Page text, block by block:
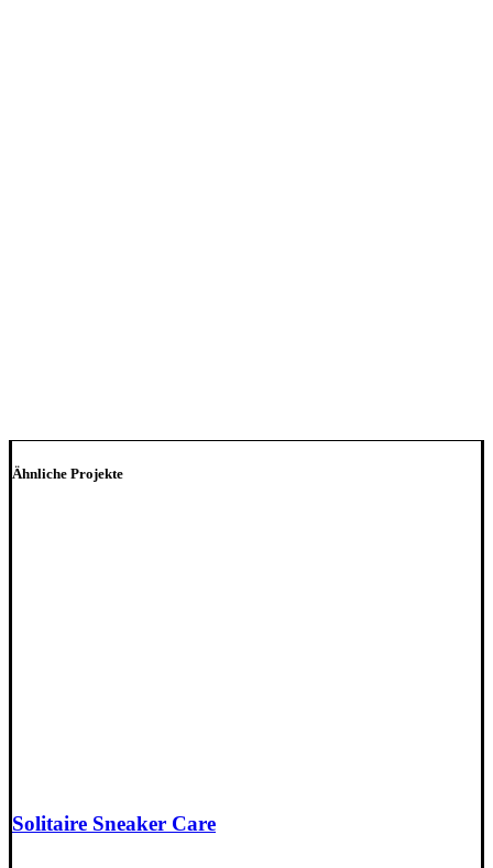
Ähnliche Projekte
Solitaire Sneaker Care